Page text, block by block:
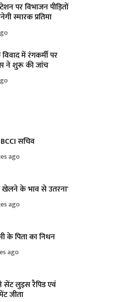
पर विभाजन पीड़ितों
स्मारक प्रतिमा
में रंगकर्मी पर
ने शुरू की जांच
सचिव
ago
के भाव से उतरना'
ago
के पिता का निधन
ago
ने सेंट लुइस रैपिड एवं
जीता